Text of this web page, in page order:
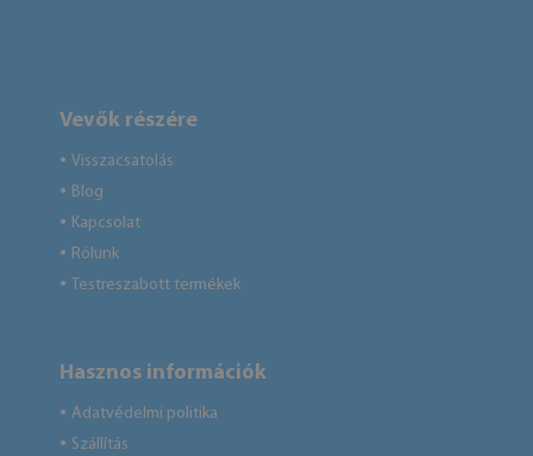
Vevők részére
● Visszacsatolás
● Blog
● Kapcsolat
● Rólunk
● Testreszabott termékek
Hasznos információk
● Adatvédelmi politika
● Szállítás